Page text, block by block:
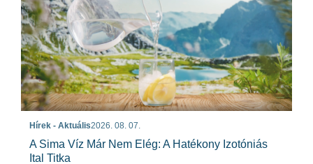
Hírek - Aktuális2026. 08. 07.
A Sima Víz Már Nem Elég: A Hatékony Izotóniás
Ital Titka